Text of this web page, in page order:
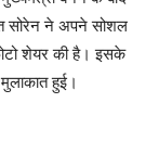
सोरेन ने अपने सोशल
शेयर की है। इसके
हुई।